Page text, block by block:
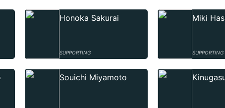
Honoka Sakurai
SUPPORTING
Miki
SUPPORTING
Souichi Miyamoto